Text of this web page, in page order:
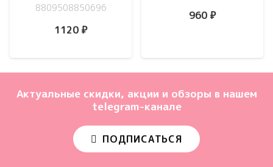
8809508850696
1120 ₽
960 ₽
Актуальные скидки, акции и обзоры в нашем
telegram-канале
ПОДПИСАТЬСЯ